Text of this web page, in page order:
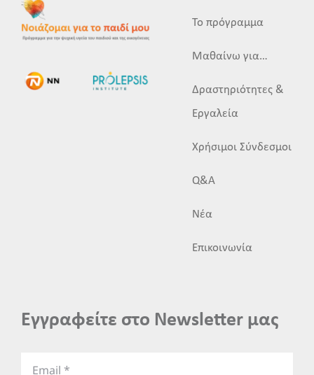
Το πρόγραμμα
Μαθαίνω για…
Δραστηριότητες &
Εργαλεία
Χρήσιμοι Σύνδεσμοι
Q&A
Νέα
Επικοινωνία
Εγγραφείτε στο Newsletter μας